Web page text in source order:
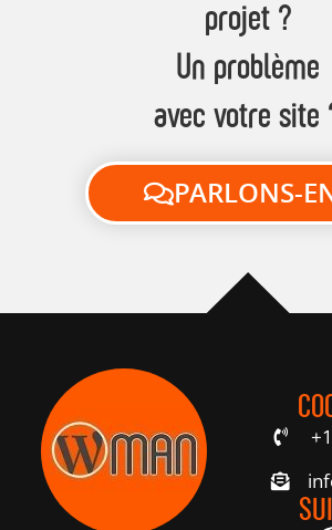
projet ?
Un problème
avec votre site
PARLONS-